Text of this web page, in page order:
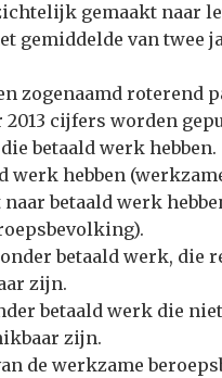
gemaakt naar
gemiddelde van twee
zogenaamd roterend
cijfers worden
betaald werk hebben.
werk hebben
betaald werk
betaald werk, die
zijn.
betaald werk die
zijn.
de werkzame